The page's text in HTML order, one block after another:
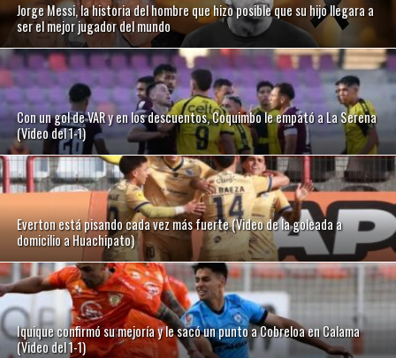
Jorge Messi, la historia del hombre que hizo posible que su hijo llegara a
ser el mejor jugador del mundo
Con un gol de VAR y en los descuentos, Coquimbo le empató a La Serena
(Video del 1-1)
Everton está pisando cada vez más fuerte (Video de la goleada a
domicilio a Huachipato)
Iquique confirmó su mejoría y le sacó un punto a Cobreloa en Calama
(Video del 1-1)